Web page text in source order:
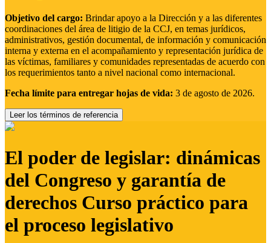
Objetivo del cargo: Brindar apoyo a la Dirección y a las diferentes
coordinaciones del área de litigio de la CCJ, en temas jurídicos,
administrativos, gestión documental, de información y comunicación
interna y externa en el acompañamiento y representación jurídica de
las víctimas, familiares y comunidades representadas de acuerdo con
los requerimientos tanto a nivel nacional como internacional.
Fecha límite para entregar hojas de vida: 3 de agosto de 2026.
Leer los términos de referencia
El poder de legislar: dinámicas
del Congreso y garantía de
derechos Curso práctico para
el proceso legislativo